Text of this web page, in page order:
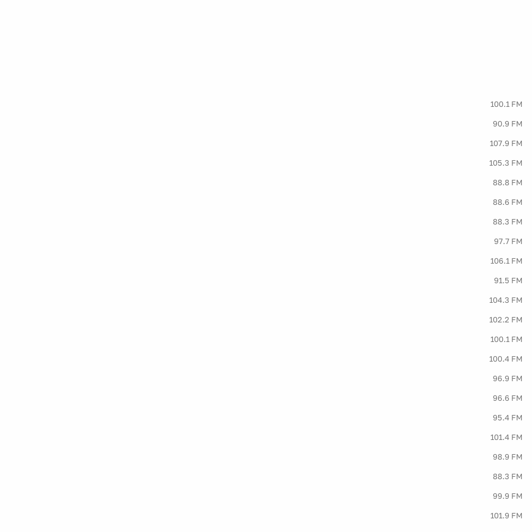
100.1 FM
90.9 FM
107.9 FM
105.3 FM
88.8 FM
88.6 FM
88.3 FM
97.7 FM
106.1 FM
91.5 FM
104.3 FM
102.2 FM
100.1 FM
100.4 FM
96.9 FM
96.6 FM
95.4 FM
101.4 FM
98.9 FM
88.3 FM
99.9 FM
101.9 FM